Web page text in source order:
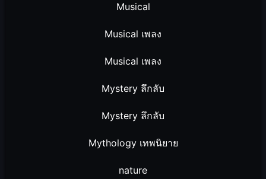
Musical
Musical เพลง
Musical เพลง
Mystery ลึกลับ
Mystery ลึกลับ
Mythology เทพนิยาย
nature